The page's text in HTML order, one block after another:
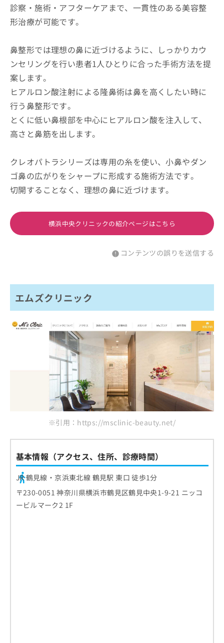
診察・施術・アフターケアまで、一貫性のある美容整
形治療が可能です。
鼻整形では理想の鼻に近づけるように、しっかりカウ
ンセリングを行い患者1人ひとりに合った手術方法を提
案します。
ヒアルロン酸注射による隆鼻術は鼻を高くしたい時に
行う鼻整形です。
とくに低い鼻根部を中心にヒアルロン酸を注入して、
高さと鼻筋を出します。
クレオパトラシリーズは専用の糸を使い、小鼻やダン
ゴ鼻の広がりをシャープに形成する施術方法です。
切開することなく、理想の鼻に近づけます。
横浜中央クリニックの紹介ページはこちら
コンテンツの誤りを送信する
エムズクリニック
※引用：https://msclinic-beauty.net/
基本情報（アクセス、住所、診療時間）
JR 鶴見線・京浜東北線 鶴見駅 東口 徒歩1分
〒230-0051 神奈川県横浜市鶴見区鶴見中央1-9-21 ニッコ
ービルマーク2 1F